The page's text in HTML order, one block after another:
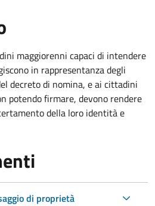
maggiorenni capaci di intendere
in rappresentanza degli
decreto di nomina, e ai cittadini
potendo firmare, devono rendere
della loro identità e
di proprietà